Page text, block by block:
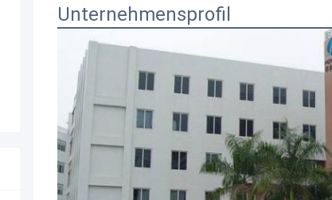
Unternehmensprofil